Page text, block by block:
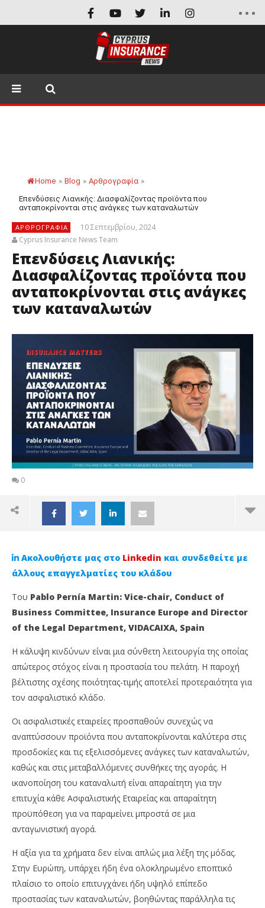
Home » Blog » Αρθρογραφία »
Επενδύσεις Λιανικής: Διασφαλίζοντας προϊόντα που
ανταποκρίνονται στις ανάγκες των καταναλωτών
ΑΡΘΡΟΓΡΑΦΊΑ
10 Σεπτεμβρίου, 2024
Cyprus Insurance News Team
Επενδύσεις Λιανικής:
Διασφαλίζοντας προϊόντα που
ανταποκρίνονται στις ανάγκες
των καταναλωτών
0
NOW VIEWING
Επενδύσεις Λιανικής: Διασφαλίζοντας προϊόντα
που ανταποκρίνονται στις ανάγκες των
καταναλωτών
10
Σεπτεμβρίου,
2024
Cyprus
Insurance
News
Team
Ακολουθήστε μας στο Linkedin και συνδεθείτε με
άλλους επαγγελματίες του κλάδου
Του Pablo Pernía Martin: Vice-chair, Conduct of
Business Committee, Insurance Europe and Director
of the Legal Department, VIDACAIXA, Spain
Η κάλυψη κινδύνων είναι μια σύνθετη λειτουργία της οποίας
απώτερος στόχος είναι η προστασία του πελάτη. Η παροχή
βέλτιστης σχέσης ποιότητας-τιμής αποτελεί προτεραιότητα για
τον ασφαλιστικό κλάδο.
Οι ασφαλιστικές εταιρείες προσπαθούν συνεχώς να
αναπτύσσουν προϊόντα που ανταποκρίνονται καλύτερα στις
προσδοκίες και τις εξελισσόμενες ανάγκες των καταναλωτών,
καθώς και στις μεταβαλλόμενες συνθήκες της αγοράς. Η
ικανοποίηση του καταναλωτή είναι απαραίτητη για την
επιτυχία κάθε Ασφαλιστικής Εταιρείας και απαραίτητη
προϋπόθεση για να παραμείνει μπροστά σε μια
ανταγωνιστική αγορά.
Η αξία για τα χρήματα δεν είναι απλώς μια λέξη της μόδας.
Στην Ευρώπη, υπάρχει ήδη ένα ολοκληρωμένο εποπτικό
πλαίσιο το οποίο επιτυγχάνει ήδη υψηλό επίπεδο
προστασίας των καταναλωτών, βοηθώντας παράλληλα τις